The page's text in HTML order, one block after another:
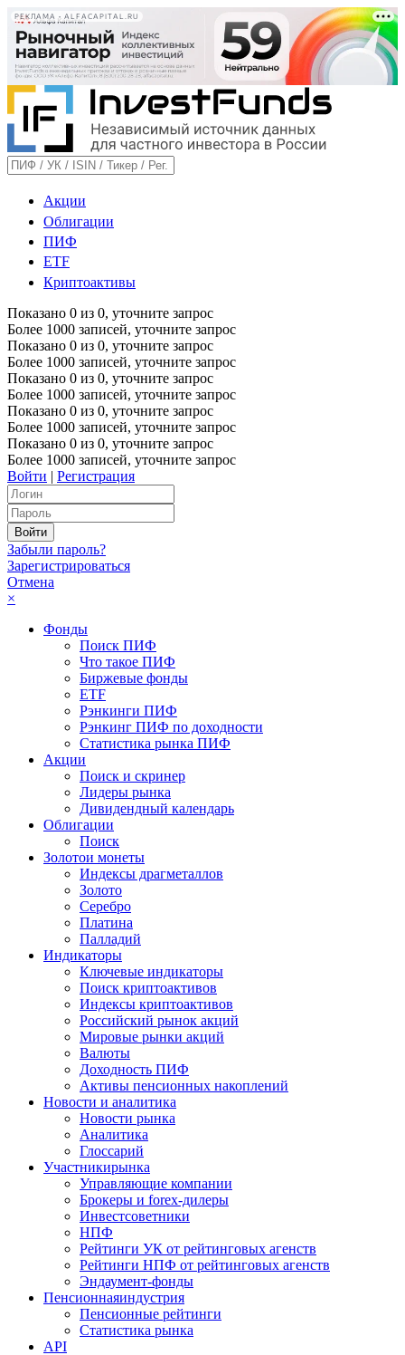
РЕКЛАМА • ALFACAPITAL.RU
Акции
Облигации
ПИФ
ETF
Криптоактивы
Показано 0 из 0, уточните запрос
Более 1000 записей, уточните запрос
Показано 0 из 0, уточните запрос
Более 1000 записей, уточните запрос
Показано 0 из 0, уточните запрос
Более 1000 записей, уточните запрос
Показано 0 из 0, уточните запрос
Более 1000 записей, уточните запрос
Показано 0 из 0, уточните запрос
Более 1000 записей, уточните запрос
Войти | Регистрация
Забыли пароль?
Зарегистрироваться
Отмена
×
Фонды
Поиск ПИФ
Что такое ПИФ
Биржевые фонды
ETF
Рэнкинги ПИФ
Рэнкинг ПИФ по доходности
Статистика рынка ПИФ
Акции
Поиск и скринер
Лидеры рынка
Дивидендный календарь
Облигации
Поиск
Золотои монеты
Индексы драгметаллов
Золото
Серебро
Платина
Палладий
Индикаторы
Ключевые индикаторы
Поиск криптоактивов
Индексы криптоактивов
Российский рынок акций
Мировые рынки акций
Валюты
Доходность ПИФ
Активы пенсионных накоплений
Новости и аналитика
Новости рынка
Аналитика
Глоссарий
Участникирынка
Управляющие компании
Брокеры и forex-дилеры
Инвестсоветники
НПФ
Рейтинги УК от рейтинговых агенств
Рейтинги НПФ от рейтинговых агенств
Эндаумент-фонды
Пенсионнаяиндустрия
Пенсионные рейтинги
Статистика рынка
API